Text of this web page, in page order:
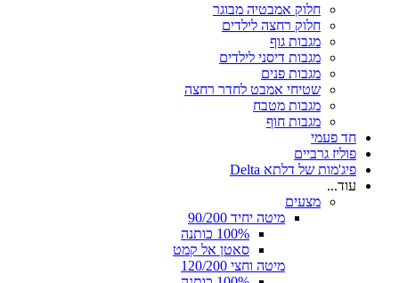
חלוק אמבטיה מבוגר
חלוק רחצה לילדים
מגבות גוף
מגבות דיסני לילדים
מגבות פנים
שטיחי אמבט לחדר רחצה
מגבות מטבח
מגבות חוף
חד פעמי
פוליז גרביים
פיג'מות של דלתא Delta
עוד...
מצעים
מיטה יחיד 90/200
100% כותנה
סאטן אל קמט
מיטה וחצי 120/200